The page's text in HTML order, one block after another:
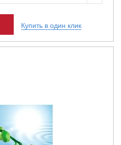
Купить в один клик